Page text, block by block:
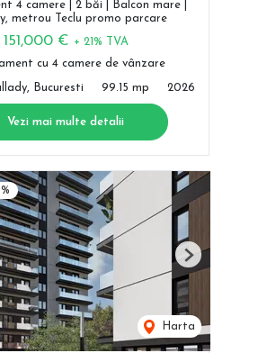
4 camere | 2 băi | Balcon mare |
metrou Teclu promo parcare
151,000 € + 21% TVA
cu 4 camere de vânzare
Bucuresti 99.15 mp 2026
Vezi mai multe detalii
Harta
Next